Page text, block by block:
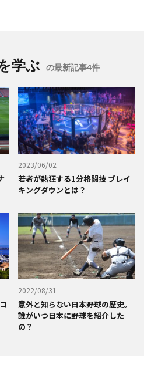
学ぶ の最新記事4件
2023/06/02
若者が熱狂する1分格闘技 ブレイ
キングダウンとは？
2022/08/31
意外と知らない日本野球の歴史。
誰がいつ日本に野球を紹介した
の？